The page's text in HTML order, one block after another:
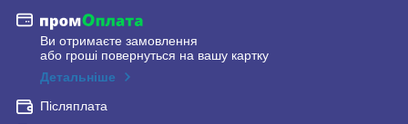
Ви отримаєте замовлення
або гроші повернуться на вашу картку
Детальніше
Післяплата